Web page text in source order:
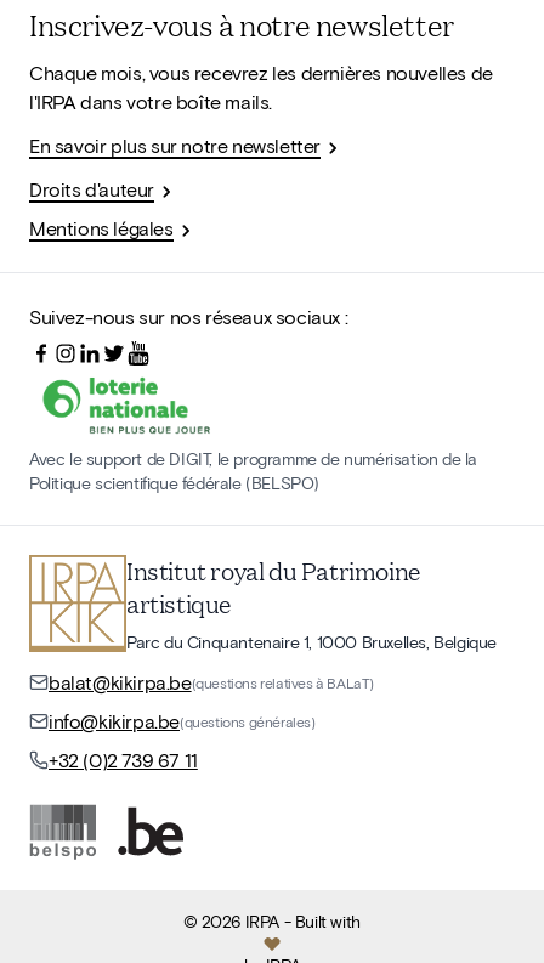
Inscrivez-vous à notre newsletter
Chaque mois, vous recevrez les dernières nouvelles de
l'IRPA dans votre boîte mails.
En savoir plus sur notre newsletter
Droits d'auteur
Mentions légales
Suivez-nous sur nos réseaux sociaux :
Avec le support de DIGIT, le programme de numérisation de la
Politique scientifique fédérale (BELSPO)
Institut royal du Patrimoine
artistique
Parc du Cinquantenaire 1, 1000 Bruxelles, Belgique
balat@kikirpa.be(questions relatives à BALaT)
info@kikirpa.be(questions générales)
+32 (0)2 739 67 11
©2026 IRPA- Built with